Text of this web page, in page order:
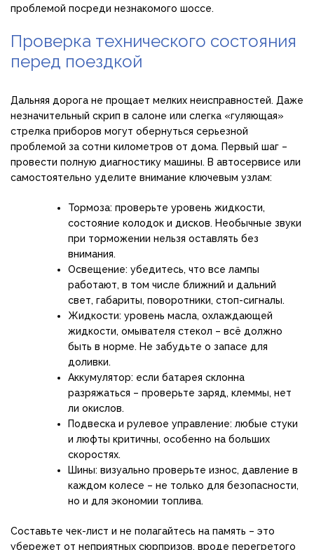
проблемой посреди незнакомого шоссе.
Проверка технического состояния
перед поездкой
Дальняя дорога не прощает мелких неисправностей. Даже
незначительный скрип в салоне или слегка «гуляющая»
стрелка приборов могут обернуться серьезной
проблемой за сотни километров от дома. Первый шаг –
провести полную диагностику машины. В автосервисе или
самостоятельно уделите внимание ключевым узлам:
Тормоза: проверьте уровень жидкости,
состояние колодок и дисков. Необычные звуки
при торможении нельзя оставлять без
внимания.
Освещение: убедитесь, что все лампы
работают, в том числе ближний и дальний
свет, габариты, поворотники, стоп-сигналы.
Жидкости: уровень масла, охлаждающей
жидкости, омывателя стекол – всё должно
быть в норме. Не забудьте о запасе для
доливки.
Аккумулятор: если батарея склонна
разряжаться – проверьте заряд, клеммы, нет
ли окислов.
Подвеска и рулевое управление: любые стуки
и люфты критичны, особенно на больших
скоростях.
Шины: визуально проверьте износ, давление в
каждом колесе – не только для безопасности,
но и для экономии топлива.
Составьте чек-лист и не полагайтесь на память – это
убережет от неприятных сюрпризов, вроде перегретого